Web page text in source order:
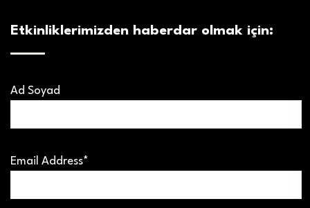
Etkinliklerimizden haberdar olmak için:
Ad Soyad
Email Address*